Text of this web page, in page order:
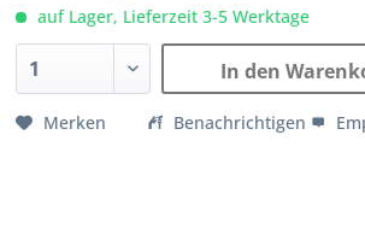
auf Lager, Lieferzeit 3-5 Werktage
In den
Merken Benachrichtigen